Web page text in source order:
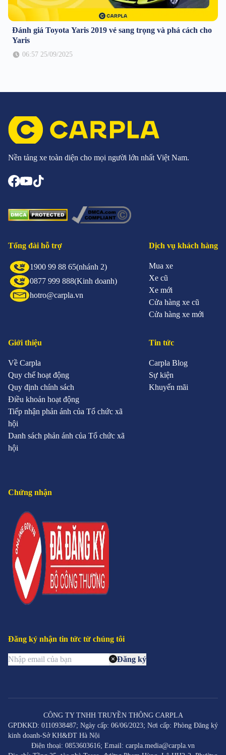
Đánh giá Toyota Yaris 2019 vẻ sang trọng và phá cách cho
Yaris
06:57 25/09/2025
Nền tảng xe toàn diện cho mọi người lớn nhất Việt Nam.
Tổng đài hỗ trợ
1900 99 88 65(nhánh 2)
0877 999 888(Kinh doanh)
hotro@carpla.vn
Dịch vụ khách hàng
Mua xe
Xe cũ
Xe mới
Cửa hàng xe cũ
Cửa hàng xe mới
Giới thiệu
Về Carpla
Quy chế hoạt động
Quy định chính sách
Điều khoản hoạt động
Tiếp nhận phản ánh của Tổ chức xã
hội
Danh sách phản ánh của Tổ chức xã
hội
Tin tức
Carpla Blog
Sự kiện
Khuyến mãi
Chứng nhận
Đăng ký nhận tin tức từ chúng tôi
Đăng ký
CÔNG TY TNHH TRUYỀN THÔNG CARPLA
GPDKKD: 0110938487; Ngày cấp: 06/06/2023; Nơi cấp: Phòng Đăng ký
kinh doanh-Sở KH&ĐT Hà Nội
Điện thoại: 0853603616; Email: carpla.media@carpla.vn